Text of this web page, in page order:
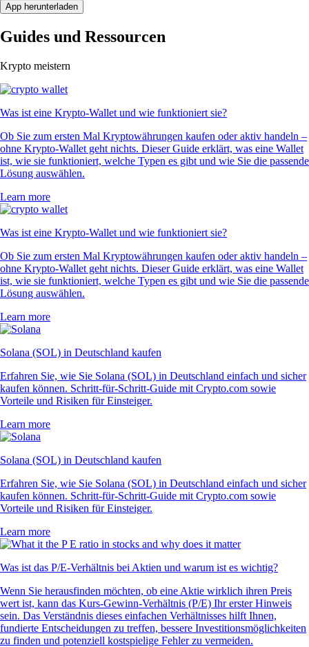
App herunterladen
Guides und Ressourcen
Krypto meistern
Was ist eine Krypto-Wallet und wie funktioniert sie?
Ob Sie zum ersten Mal Kryptowährungen kaufen oder aktiv handeln –
ohne Krypto-Wallet geht nichts. Dieser Guide erklärt, was eine Wallet
ist, wie sie funktioniert, welche Typen es gibt und wie Sie die passende
Lösung auswählen.
Learn more
Was ist eine Krypto-Wallet und wie funktioniert sie?
Ob Sie zum ersten Mal Kryptowährungen kaufen oder aktiv handeln –
ohne Krypto-Wallet geht nichts. Dieser Guide erklärt, was eine Wallet
ist, wie sie funktioniert, welche Typen es gibt und wie Sie die passende
Lösung auswählen.
Learn more
Solana (SOL) in Deutschland kaufen
Erfahren Sie, wie Sie Solana (SOL) in Deutschland einfach und sicher
kaufen können. Schritt-für-Schritt-Guide mit Crypto.com sowie
Vorteile und Risiken für Einsteiger.
Learn more
Solana (SOL) in Deutschland kaufen
Erfahren Sie, wie Sie Solana (SOL) in Deutschland einfach und sicher
kaufen können. Schritt-für-Schritt-Guide mit Crypto.com sowie
Vorteile und Risiken für Einsteiger.
Learn more
Was ist das P/E-Verhältnis bei Aktien und warum ist es wichtig?
Wenn Sie herausfinden möchten, ob eine Aktie wirklich ihren Preis
wert ist, kann das Kurs-Gewinn-Verhältnis (P/E) Ihr erster Hinweis
sein. Das Verständnis dieses einfachen Verhältnisses hilft Ihnen,
fundierte Entscheidungen zu treffen, bessere Investitionsmöglichkeiten
zu finden und potenziell kostspielige Fehler zu vermeiden.